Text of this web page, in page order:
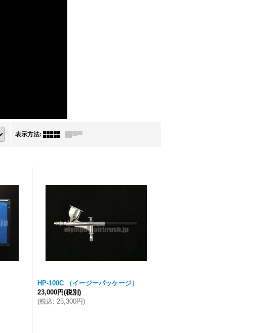
表示方法:
HP-100C （イージーパッケージ）
23,000円(税別)
(税込: 25,300円)